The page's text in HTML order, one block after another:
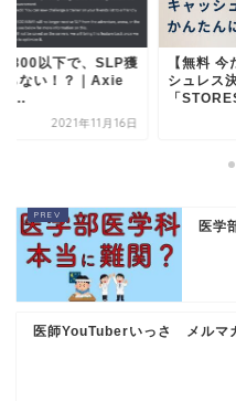
以下で、SLP獲
らない！？｜Axie
2021年11月16日
【無料
シュレス
「
医学
医師YouTuberいっさ メルマ